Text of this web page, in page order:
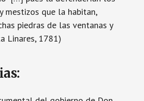
mestizos que la habitan,
piedras de las ventanas y
Linares, 1781)